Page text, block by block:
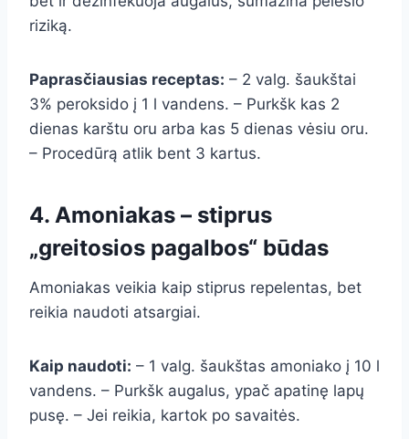
riziką.
Paprasčiausias receptas: – 2 valg. šaukštai
3% peroksido į 1 l vandens. – Purkšk kas 2
dienas karštu oru arba kas 5 dienas vėsiu oru.
– Procedūrą atlik bent 3 kartus.
4. Amoniakas – stiprus
„greitosios pagalbos“ būdas
Amoniakas veikia kaip stiprus repelentas, bet
reikia naudoti atsargiai.
Kaip naudoti: – 1 valg. šaukštas amoniako į 10 l
vandens. – Purkšk augalus, ypač apatinę lapų
pusę. – Jei reikia, kartok po savaitės.